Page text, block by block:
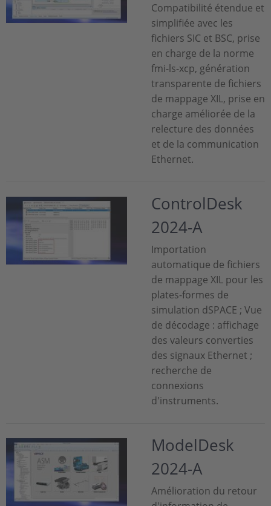
Compatibilité étendue et
simplifiée avec les
fichiers SIC et BSC, prise
en charge de la norme
fmi-ls-xcp, génération
transparente de fichiers
de mappage XIL, prise en
charge améliorée de la
relecture des données
et de la communication
Ethernet.
ControlDesk
2024-A
Importation
automatique de fichiers
de mappage XIL pour les
plates-formes de
simulation dSPACE ; Vue
de décodage : affichage
des valeurs converties
des signaux Ethernet ;
recherche de
connexions
d'instruments.
ModelDesk
2024-A
Amélioration du retour